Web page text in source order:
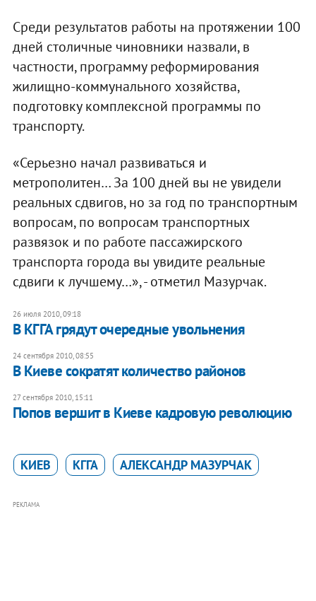
Среди результатов работы на протяжении 100
дней столичные чиновники назвали, в
частности, программу реформирования
жилищно-коммунального хозяйства,
подготовку комплексной программы по
транспорту.
«Серьезно начал развиваться и
метрополитен… За 100 дней вы не увидели
реальных сдвигов, но за год по транспортным
вопросам, по вопросам транспортных
развязок и по работе пассажирского
транспорта города вы увидите реальные
сдвиги к лучшему…», - отметил Мазурчак.
26 июля 2010, 09:18
В КГГА грядут очередные увольнения
24 сентября 2010, 08:55
В Киеве сократят количество районов
27 сентября 2010, 15:11
Попов вершит в Киеве кадровую революцию
КИЕВ КГГА АЛЕКСАНДР МАЗУРЧАК
РЕКЛАМА